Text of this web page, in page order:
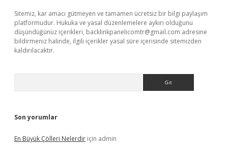
Sitemiz, kar amacı gütmeyen ve tamamen ücretsiz bir bilgi paylaşım
platformudur. Hukuka ve yasal düzenlemelere aykırı olduğunu
düşündüğünüz içerikleri, backlinkpanelicomtr@gmail.com adresine
bildirmeniz halinde, ilgili içerikler yasal süre içerisinde sitemizden
kaldırılacaktır.
Son yorumlar
En Büyük Çölleri Nelerdir için admin